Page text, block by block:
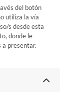
del botón
utiliza la vía
s desde esta
donde le
a presentar.